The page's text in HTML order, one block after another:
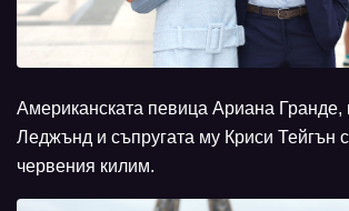
Американската певица Ариана Гранде,
Леджънд и съпругата му Криси Тейгън
червения килим.